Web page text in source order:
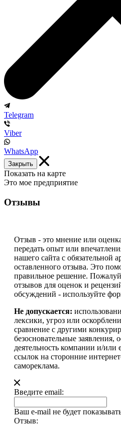
Telegram
Viber
WhatsApp
Закрыть
Показать на карте
Это мое предприятие
Отзывы
Отзыв - это мнение или
передать опыт или
нашего сайта с обязательной
оставленного отзыва. Это
правильное решение.
отзывов для оценок и
обсуждений - используйте
Не допускается:
лексики, угроз или
сравнение с другими
безосновательные заявления,
деятельность компании и/или
ссылок на сторонние
самореклама.
Введите email:
Ваш e-mail не будет
Отзыв: